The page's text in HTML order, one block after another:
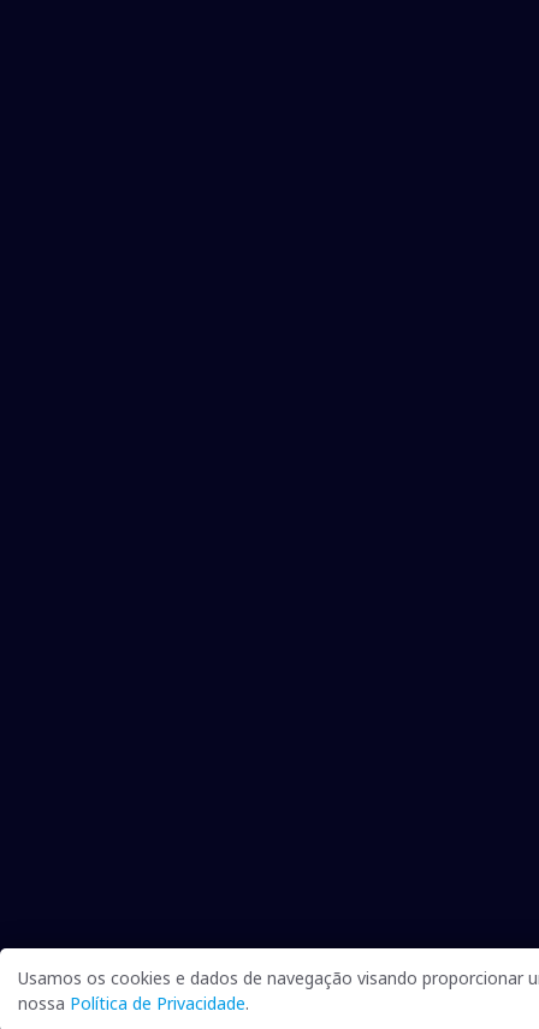
Usamos os cookies e dados de navegação visando
nossa Política de Privacidade.